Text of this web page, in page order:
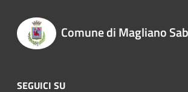
Comune di Magliano
SEGUICI SU